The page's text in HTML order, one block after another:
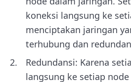
koneksi langsung ke
menciptakan jaringan
terhubung dan
Redundansi: Karena
langsung ke setiap